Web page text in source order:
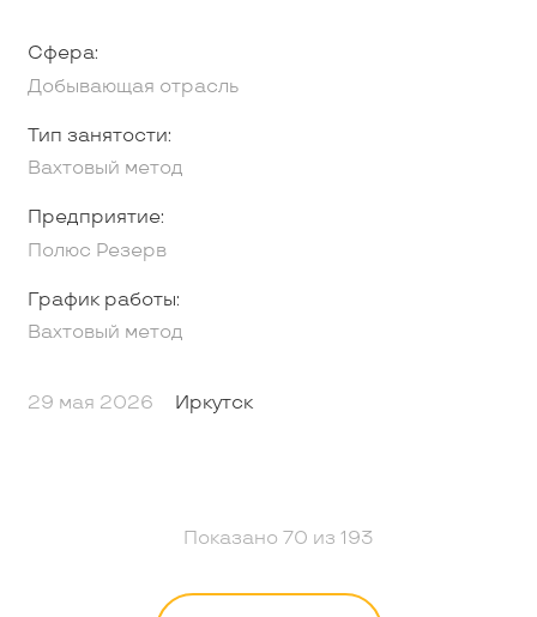
Сфера:
Добывающая отрасль
Тип занятости:
Вахтовый метод
Предприятие:
Полюс Резерв
График работы:
Вахтовый метод
29 мая 2026 Иркутск
Показано 70 из 193